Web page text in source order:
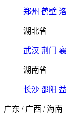
郑州 鹤壁
湖北省
武汉 荆门
湖南省
长沙 邵阳
广东 / 广西 / 海南